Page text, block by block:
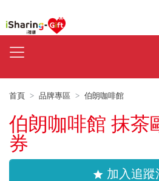
首頁 品牌專區 伯朗咖啡館
伯朗咖啡館 抹茶
券
star 加入追蹤